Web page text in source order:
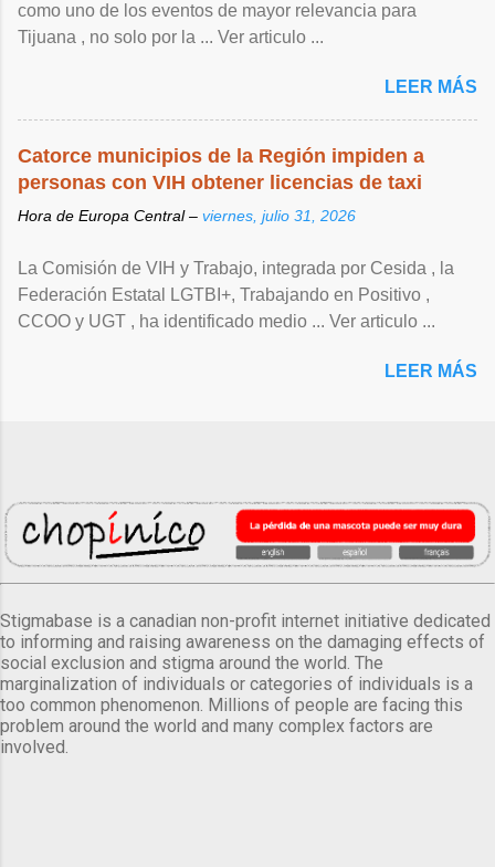
como uno de los eventos de mayor relevancia para
Tijuana , no solo por la ... Ver articulo ...
LEER MÁS
Catorce municipios de la Región impiden a
personas con VIH obtener licencias de taxi
Hora de Europa Central – viernes, julio 31, 2026
La Comisión de VIH y Trabajo, integrada por Cesida , la
Federación Estatal LGTBI+, Trabajando en Positivo ,
CCOO y UGT , ha identificado medio ... Ver articulo ...
LEER MÁS
Stigmabase is a canadian non-profit internet initiative dedicated
to informing and raising awareness on the damaging effects of
social exclusion and stigma around the world. The
marginalization of individuals or categories of individuals is a
too common phenomenon. Millions of people are facing this
problem around the world and many complex factors are
involved.